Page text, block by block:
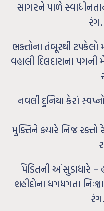
સાગરને પાળે
રંગ.
ભક્તોના તંબૂરથી ટપકેલો
વહાલી દિલદારાના
નવલી દુનિયા કેરાં
મુક્તિને ક્યારે નિજ રક્તો
પિડિતની આંસુડાધારે –
શહીદોના ધગધગતા